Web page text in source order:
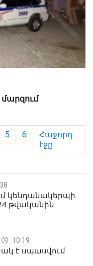
5 6
Հաջորդ
էջը
կենդանակերպի
թվականին
10:19
է սպասվում